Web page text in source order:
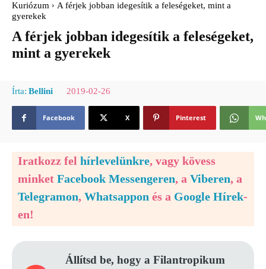
Kuriózum
A férjek jobban idegesítik a feleségeket, mint a
gyerekek
A férjek jobban idegesítik a feleségeket,
mint a gyerekek
Írta: Bellini 2019-02-26
Facebook X Pinterest
Iratkozz fel hírlevelünkre, vagy kövess
minket Facebook Messengeren, a Viberen, a
Telegramon, Whatsappon és a Google Hírek-
en!
Állítsd be, hogy a Filantropikum